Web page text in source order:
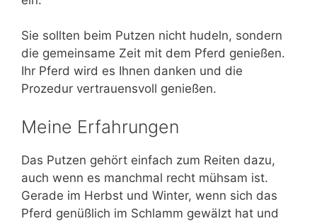
Sie sollten beim Putzen nicht hudeln, sondern
die gemeinsame Zeit mit dem Pferd genießen.
Ihr Pferd wird es Ihnen danken und die
Prozedur vertrauensvoll genießen.
Meine Erfahrungen
Das Putzen gehört einfach zum Reiten dazu,
auch wenn es manchmal recht mühsam ist.
Gerade im Herbst und Winter, wenn sich das
Pferd genüßlich im Schlamm gewälzt hat und